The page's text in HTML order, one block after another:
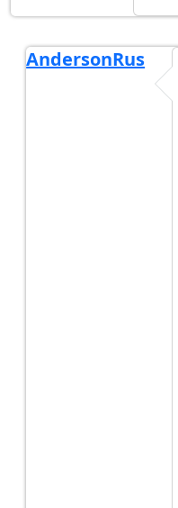
AndersonRus
Man